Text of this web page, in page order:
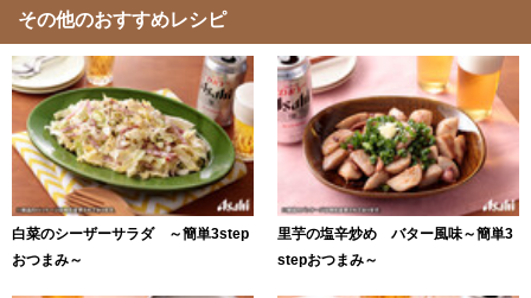
その他のおすすめレシピ
白菜のシーザーサラダ ～簡単3step
おつまみ～
里芋の塩辛炒め バター風味～簡単3
stepおつまみ～